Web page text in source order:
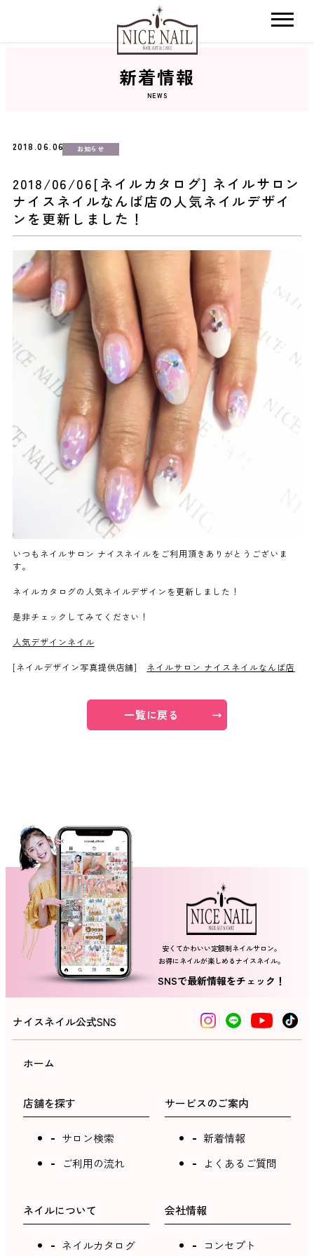
おすすめクーポン
料金メニュー
コンセプト
よくあるご質問
ご利用の流れ
取り扱いカラー
ネイル用語
消費者志向自主宣言
採用情報
ネイルスクール
新着情報
NEWS
2018.06.06 お知らせ
2018/06/06[ネイルカタログ] ネイルサロン
ナイスネイルなんば店の人気ネイルデザイ
ンを更新しました！
いつもネイルサロン ナイスネイルをご利用頂きありがとうございま
す。
ネイルカタログの人気ネイルデザインを更新しました！
是非チェックしてみてください！
人気デザインネイル
[ネイルデザイン写真提供店舗] ネイルサロン ナイスネイルなんば店
一覧に戻る
安くてかわいい定額制ネイルサロン。
お得にネイルが楽しめるナイスネイル。
SNSで最新情報をチェック！
ナイスネイル公式SNS
ホーム
店舗を探す
サロン検索
ご利用の流れ
サービスのご案内
新着情報
よくあるご質問
ネイルについて
ネイルカタログ
会社情報
コンセプト